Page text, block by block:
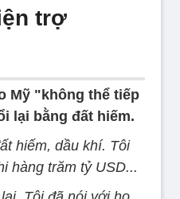
trợ
Mỹ "không thể tiếp
lại bằng đất hiếm.
hiếm, dầu khí. Tôi
hàng trăm tỷ USD...